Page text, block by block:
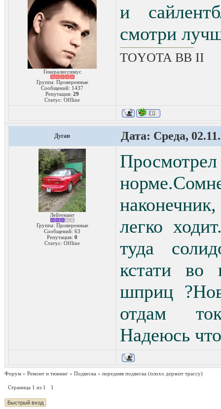
Генералиссимус
Группа: Проверенные
Сообщений: 1437
Репутация: 29
Статус: Offline
и
смотри
TOYOTA ВВ II
Дуган Дата: Среда,
Лейтенант
Группа: Проверенные
Сообщений: 63
Репутация: 0
Статус: Offline
легко
туда
кстати во
шприц
отдам
Надеюсь
Форум » Ремонт и тюнинг » Подвеска » передняя подвеска (плохо держит трассу)
Страница 1 из 1 1